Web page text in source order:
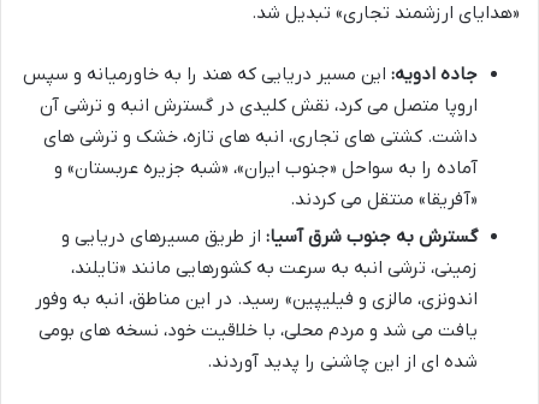
«هدایای ارزشمند تجاری» تبدیل شد.
جاده ادویه: این مسیر دریایی که هند را به خاورمیانه و سپس
اروپا متصل می کرد، نقش کلیدی در گسترش انبه و ترشی آن
داشت. کشتی های تجاری، انبه های تازه، خشک و ترشی های
آماده را به سواحل «جنوب ایران»، «شبه جزیره عربستان» و
«آفریقا» منتقل می کردند.
گسترش به جنوب شرق آسیا: از طریق مسیرهای دریایی و
زمینی، ترشی انبه به سرعت به کشورهایی مانند «تایلند،
اندونزی، مالزی و فیلیپین» رسید. در این مناطق، انبه به وفور
یافت می شد و مردم محلی، با خلاقیت خود، نسخه های بومی
شده ای از این چاشنی را پدید آوردند.